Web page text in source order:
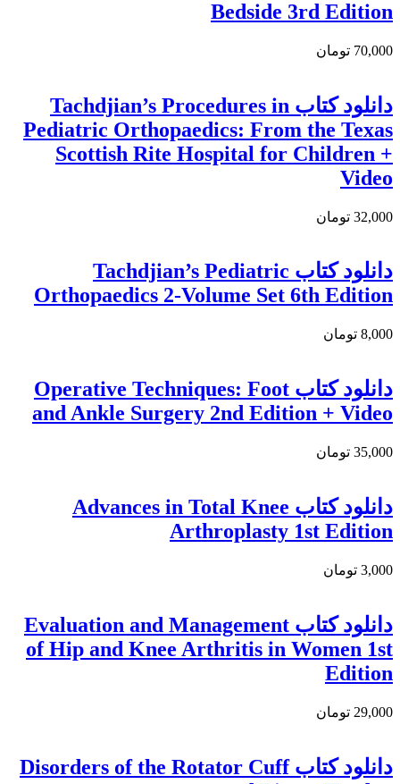
Bedside 3rd Edition
70,000 تومان
دانلود کتاب Tachdjian’s Procedures in
Pediatric Orthopaedics: From the Texas
Scottish Rite Hospital for Children +
Video
32,000 تومان
دانلود کتاب Tachdjian’s Pediatric
Orthopaedics 2-Volume Set 6th Edition
8,000 تومان
دانلود کتاب Operative Techniques: Foot
and Ankle Surgery 2nd Edition + Video
35,000 تومان
دانلود کتاب Advances in Total Knee
Arthroplasty 1st Edition
3,000 تومان
دانلود كتاب Evaluation and Management
of Hip and Knee Arthritis in Women 1st
Edition
29,000 تومان
دانلود کتاب Disorders of the Rotator Cuff